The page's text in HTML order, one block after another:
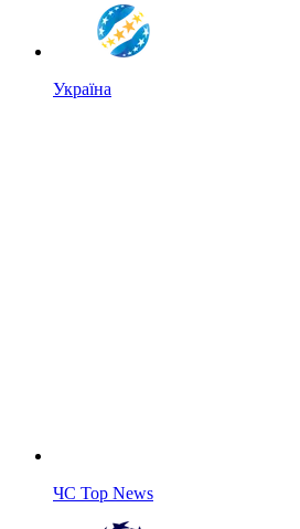
Україна
ЧС Top News